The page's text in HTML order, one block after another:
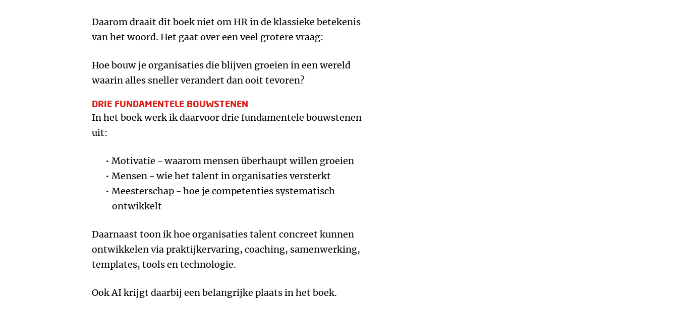
Daarom draait dit boek niet om HR in de klassieke betekenis
van het woord. Het gaat over een veel grotere vraag:
Hoe bouw je organisaties die blijven groeien in een wereld
waarin alles sneller verandert dan ooit tevoren?
DRIE FUNDAMENTELE BOUWSTENEN
In het boek werk ik daarvoor drie fundamentele bouwstenen
uit:
Motivatie - waarom mensen überhaupt willen groeien
Mensen - wie het talent in organisaties versterkt
Meesterschap - hoe je competenties systematisch
ontwikkelt
Daarnaast toon ik hoe organisaties talent concreet kunnen
ontwikkelen via praktijkervaring, coaching, samenwerking,
templates, tools en technologie.
Ook AI krijgt daarbij een belangrijke plaats in het boek.